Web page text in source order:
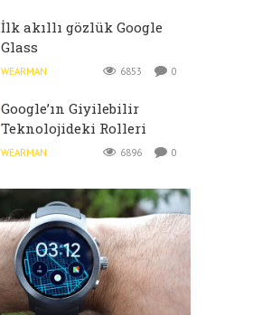
İlk akıllı gözlük Google
Glass
WEARMAN 6853 0
Google’ın Giyilebilir
Teknolojideki Rolleri
WEARMAN 6896 0